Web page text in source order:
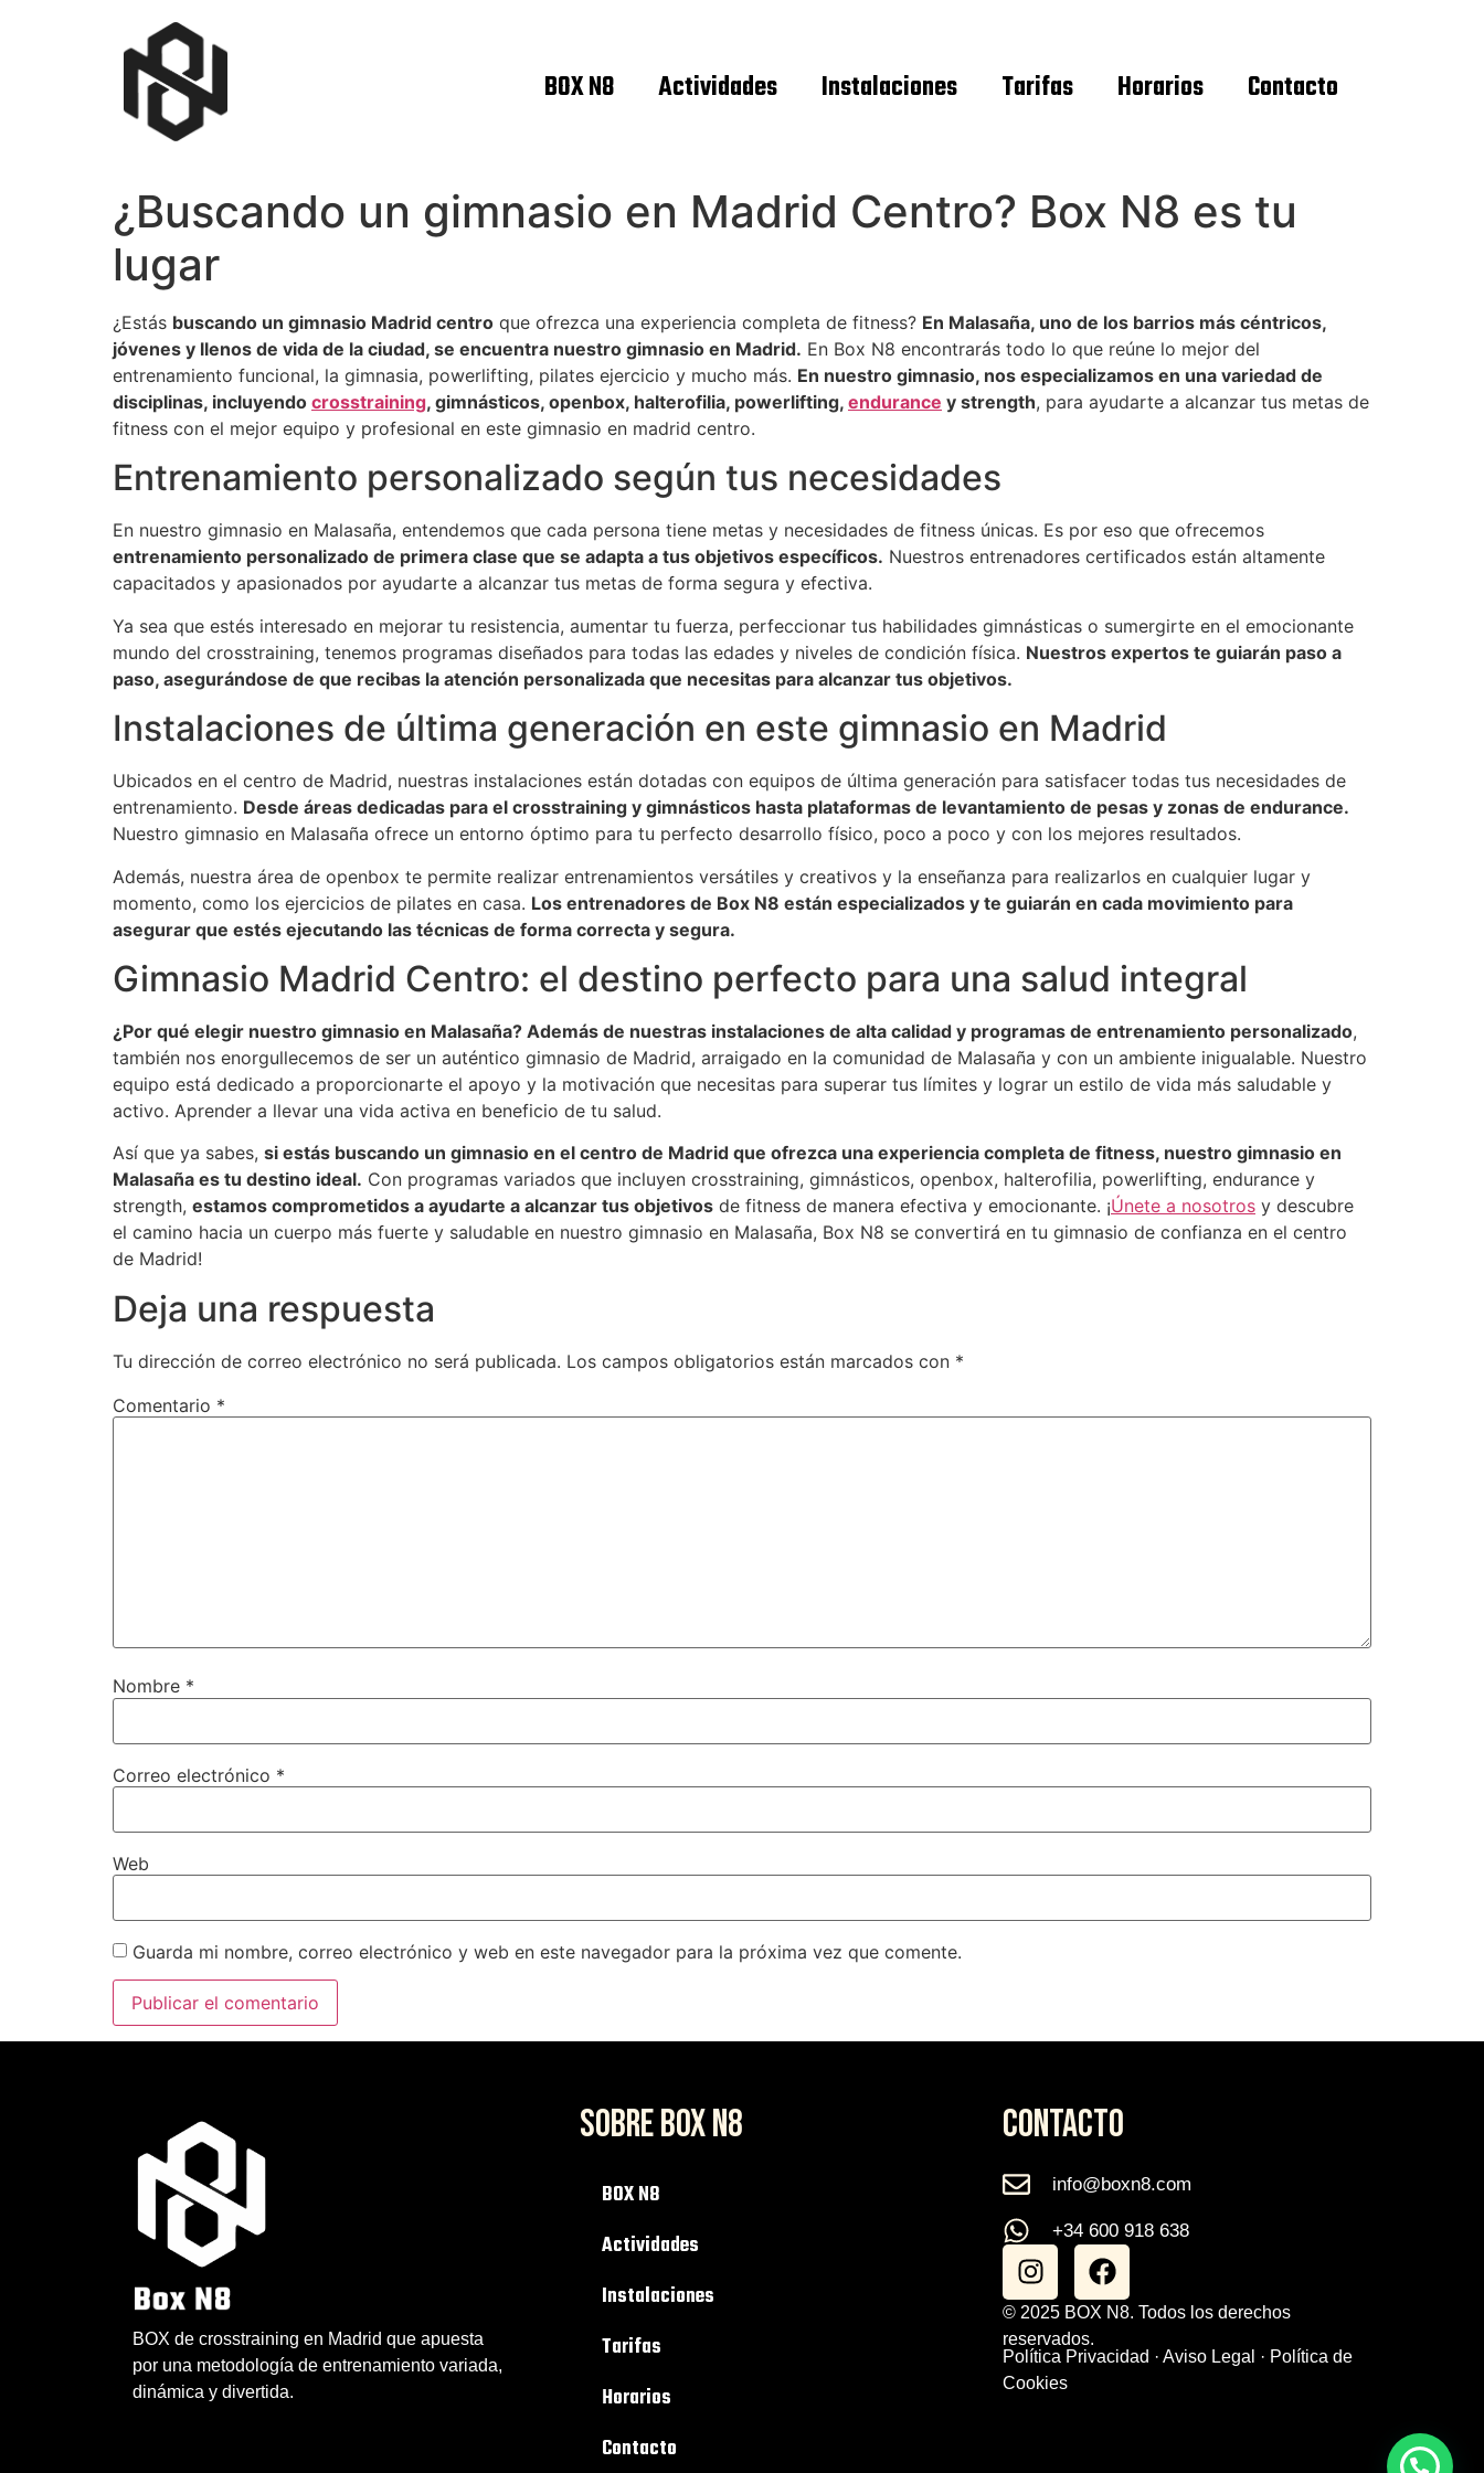
BOX N8 Actividades Instalaciones Tarifas Horarios Contacto
¿Buscando un gimnasio en Madrid Centro? Box N8 es tu
lugar
¿Estás buscando un gimnasio Madrid centro que ofrezca una experiencia completa de fitness? En Malasaña, uno de los barrios más céntricos,
jóvenes y llenos de vida de la ciudad, se encuentra nuestro gimnasio en Madrid. En Box N8 encontrarás todo lo que reúne lo mejor del
entrenamiento funcional, la gimnasia, powerlifting, pilates ejercicio y mucho más. En nuestro gimnasio, nos especializamos en una variedad de
disciplinas, incluyendo crosstraining, gimnásticos, openbox, halterofilia, powerlifting, endurance y strength, para ayudarte a alcanzar tus metas de
fitness con el mejor equipo y profesional en este gimnasio en madrid centro.
Entrenamiento personalizado según tus necesidades
En nuestro gimnasio en Malasaña, entendemos que cada persona tiene metas y necesidades de fitness únicas. Es por eso que ofrecemos
entrenamiento personalizado de primera clase que se adapta a tus objetivos específicos. Nuestros entrenadores certificados están altamente
capacitados y apasionados por ayudarte a alcanzar tus metas de forma segura y efectiva.
Ya sea que estés interesado en mejorar tu resistencia, aumentar tu fuerza, perfeccionar tus habilidades gimnásticas o sumergirte en el emocionante
mundo del crosstraining, tenemos programas diseñados para todas las edades y niveles de condición física. Nuestros expertos te guiarán paso a
paso, asegurándose de que recibas la atención personalizada que necesitas para alcanzar tus objetivos.
Instalaciones de última generación en este gimnasio en Madrid
Ubicados en el centro de Madrid, nuestras instalaciones están dotadas con equipos de última generación para satisfacer todas tus necesidades de
entrenamiento. Desde áreas dedicadas para el crosstraining y gimnásticos hasta plataformas de levantamiento de pesas y zonas de endurance.
Nuestro gimnasio en Malasaña ofrece un entorno óptimo para tu perfecto desarrollo físico, poco a poco y con los mejores resultados.
Además, nuestra área de openbox te permite realizar entrenamientos versátiles y creativos y la enseñanza para realizarlos en cualquier lugar y
momento, como los ejercicios de pilates en casa. Los entrenadores de Box N8 están especializados y te guiarán en cada movimiento para
asegurar que estés ejecutando las técnicas de forma correcta y segura.
Gimnasio Madrid Centro: el destino perfecto para una salud integral
¿Por qué elegir nuestro gimnasio en Malasaña? Además de nuestras instalaciones de alta calidad y programas de entrenamiento personalizado,
también nos enorgullecemos de ser un auténtico gimnasio de Madrid, arraigado en la comunidad de Malasaña y con un ambiente inigualable. Nuestro
equipo está dedicado a proporcionarte el apoyo y la motivación que necesitas para superar tus límites y lograr un estilo de vida más saludable y
activo. Aprender a llevar una vida activa en beneficio de tu salud.
Así que ya sabes, si estás buscando un gimnasio en el centro de Madrid que ofrezca una experiencia completa de fitness, nuestro gimnasio en
Malasaña es tu destino ideal. Con programas variados que incluyen crosstraining, gimnásticos, openbox, halterofilia, powerlifting, endurance y
strength, estamos comprometidos a ayudarte a alcanzar tus objetivos de fitness de manera efectiva y emocionante. ¡Únete a nosotros y descubre
el camino hacia un cuerpo más fuerte y saludable en nuestro gimnasio en Malasaña, Box N8 se convertirá en tu gimnasio de confianza en el centro
de Madrid!
Deja una respuesta
Tu dirección de correo electrónico no será publicada. Los campos obligatorios están marcados con *
Comentario *
Nombre *
Correo electrónico *
Web
Guarda mi nombre, correo electrónico y web en este navegador para la próxima vez que comente.
BOX de crosstraining en Madrid que apuesta
por una metodología de entrenamiento variada,
dinámica y divertida.
SOBRE BOX N8
BOX N8
Actividades
Instalaciones
Tarifas
Horarios
Contacto
CONTACTO
info@boxn8.com
+34 600 918 638
© 2025 BOX N8. Todos los derechos
reservados.
Política Privacidad ·Aviso Legal · Política de
Cookies